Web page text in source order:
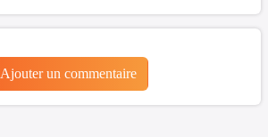
Ajouter un commentaire